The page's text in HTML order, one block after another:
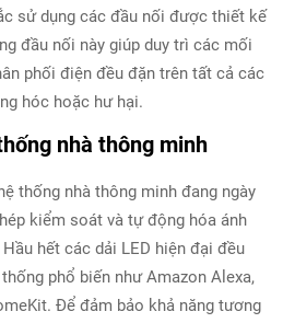
sử dụng các đầu nối được thiết kế
đầu nối này giúp duy trì các mối
phối điện đều đặn trên tất cả các
hóc hoặc hư hại.
nhà thông minh
thống nhà thông minh đang ngày
kiểm soát và tự động hóa ánh
hết các dải LED hiện đại đều
phổ biến như Amazon Alexa,
Để đảm bảo khả năng tương